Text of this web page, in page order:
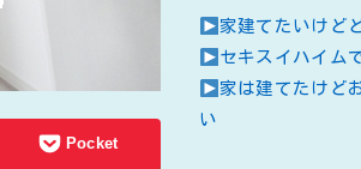
Pocket
家建てたいけど
セキスイハイム
家は建てたけど
い